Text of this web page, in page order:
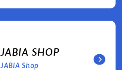
JABIA SHOP
JABIA Shop